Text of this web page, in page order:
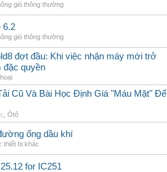
gió thông thường
6.2
gió thông thường
đợt đầu: Khi việc nhận máy mới trở
đặc quyền
Cũ Và Bài Học Định Giá "Máu Mặt" Để
Ôtô
ống dầu khí
thiết bị khác
for IC251